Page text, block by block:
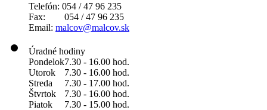
Telefón: 054 / 47 96 235
Fax: 054 / 47 96 235
Email: malcov@malcov.sk
Úradné hodiny
Pondelok7.30 - 16.00 hod.
Utorok
7.30 - 16.00 hod.
Streda
7.30 - 17.00 hod.
Štvrtok
7.30 - 16.00 hod.
Piatok
7.30 - 15.00 hod.